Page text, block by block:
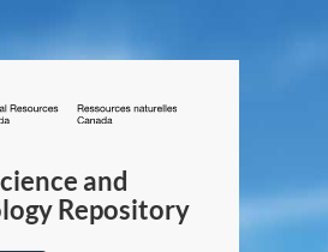
/
Canada
and
Repository